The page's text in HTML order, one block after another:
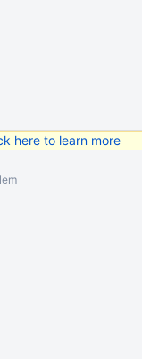
here to learn more